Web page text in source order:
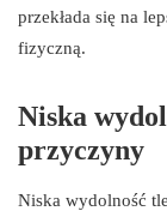
przekłada się na
fizyczną.
Niska
przyczyny
Niska wydolność